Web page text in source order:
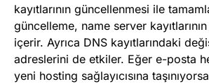
kayıtlarının güncellenmesi ile
güncelleme, name server
içerir. Ayrıca DNS kayıtlarındaki
adreslerini de etkiler. Eğer e-posta
yeni hosting sağlayıcısına